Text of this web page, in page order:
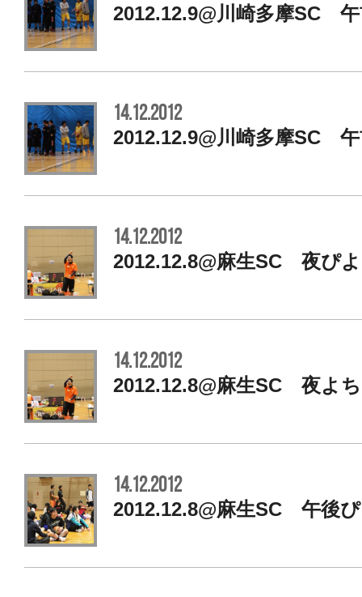
2012.12.9@川崎多摩SC
14.12.2012
2012.12.9@川崎多摩SC
14.12.2012
2012.12.8@麻生SC 夜ぴ
14.12.2012
2012.12.8@麻生SC 夜よ
14.12.2012
2012.12.8@麻生SC 午後